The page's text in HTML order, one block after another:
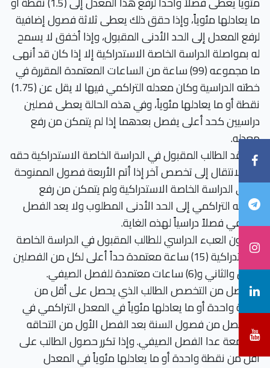
ما يعادلها مئوياً، وإذا حقق ذلك يعطى ثلاثة فصول إضافية
لرفع المعدل إلى الحد الأدنى المقبول، وإذا أخفق لا يسمح
له بمواصلة الدراسة الخاصة الاستدراكية إلا إذا كان قد أنهى
ما مجموعه (99) ساعة من الساعات المعتمدة المقررة في
خطته الدراسية وكان معدله التراكمي فيها لا يقل عن (1.75)
نقطة أو ما يعادلها مئوياً، وفي هذه الحالة يعطى فصلين
دراسيين كحد أعلى يفصل بعدهما إذا لم يتمكن من رفع
معدله.
• يفقد الطالب المقبول في الدراسة الخاصة الاستدراكية حقه
في الانتقال إلى تخصص آخر إذا أتم الأربعة فصول الممنوحة
له في الدراسة الخاصة الاستدراكية ولم يتمكن من رفع
معدله التراكمي إلى الحد الأدنى المطلوب ولا يعد الفصل
الصيفي فصلاً دراسياً لهذه الغاية.
• يكون العبء الدراسي للطالب المقبول في الدراسة الخاصة
الاستدراكية (15) ساعة معتمدة حداً أعلى لكل من الفصلين
الأول والثاني و(6) ساعات معتمدة للفصل الصيفي.
• يفصل من التخصص الطالب الذي يحصل على أقل من
نقطة واحدة أو ما يعادلها مئوياً في المعدل التراكمي في
أي فصل من فصول السنة بعد الفصل الأول من التحاقه
بالجامعة عدا الفصل الصيفي. وإذا تكرر حصول الطالب على
أقل من نقطة واحدة أو ما يعادلها مئوياً في المعدل